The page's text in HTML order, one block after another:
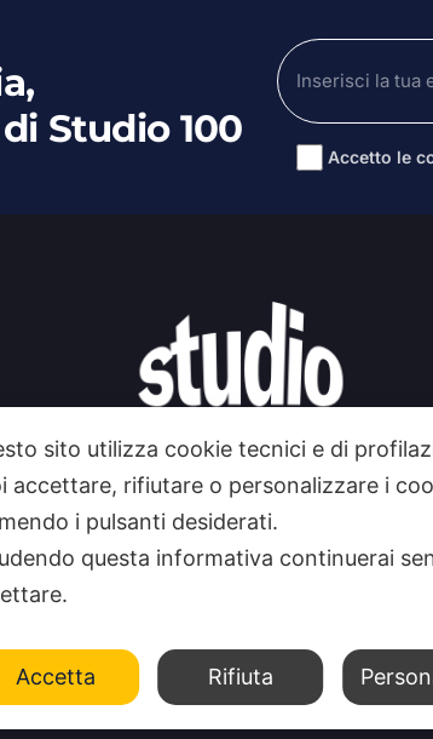
Studio 100
Accetto le
CONTATTI SEGNALA A
Tribunale Taranto reg. stampa 2625/2024 del
sito utilizza cookie tecnici e di
accettare, rifiutare o personalizzare i
i pulsanti desiderati.
questa informativa continuerai
Accetta Rifiuta